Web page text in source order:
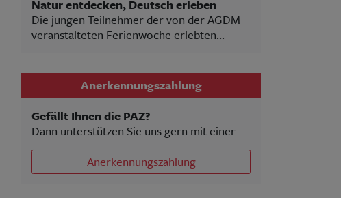
Natur entdecken, Deutsch erleben
Die jungen Teilnehmer der von der AGDM
veranstalteten Ferienwoche erlebten...
Anerkennungszahlung
Gefällt Ihnen die PAZ?
Dann unterstützen Sie uns gern mit einer
Anerkennungszahlung